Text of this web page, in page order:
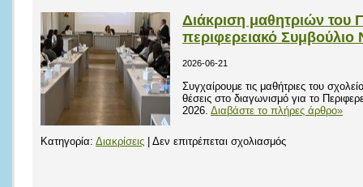
ΓΙΑ
ΤΗ
ΔΕΛΤΙΟΥ
Διάκριση μαθητριών του
περιφερειακό Συμβούλιο
2026-06-21
Συγχαίρουμε τις μαθήτριες του
θέσεις στο διαγωνισμό για το
2026. Διαβάστε το πλήρες άρθρο»
Κατηγορία: Διακρίσεις Δεν επιτρέπεται σχολιασμόςστο